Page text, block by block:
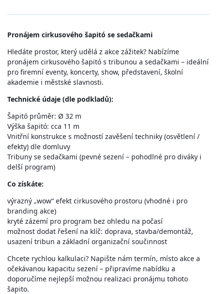
Pronájem cirkusového šapitó se sedačkami
Hledáte prostor, který udělá z akce zážitek? Nabízíme
pronájem cirkusového šapitó s tribunou a sedačkami – ideální
pro firemní eventy, koncerty, show, představení, školní
akademie i městské slavnosti.
Technické údaje (dle podkladů):
Šapitó průměr: Ø 32 m
Výška šapitó: cca 11 m
Vnitřní konstrukce s možností zavěšení techniky (osvětlení /
efekty) dle domluvy
Tribuny se sedačkami (pevné sezení – pohodlné pro diváky i
delší program)
Co získáte:
výrazný „wow“ efekt cirkusového prostoru (vhodné i pro
branding akce)
kryté zázemí pro program bez ohledu na počasí
možnost dodat řešení na klíč: doprava, stavba/demontáž,
usazení tribun a základní organizační součinnost
Chcete rychlou kalkulaci? Napište nám termín, místo akce a
očekávanou kapacitu sezení – připravíme nabídku a
doporučíme nejlepší možnou realizaci pronájmu tohoto
šapito.